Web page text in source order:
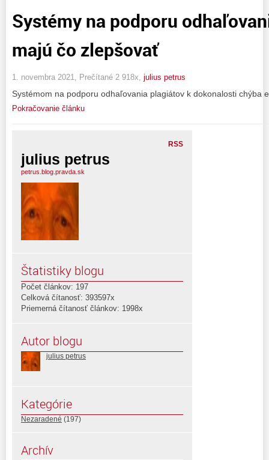
Systémy na podporu
majú čo zlepšovať
1. novembra 2021, Prečítané 2 918x, julius petrus
Systémom na podporu odhaľovania plagiátov k dokonalosti chýba
Pokračovanie článku
RSS
julius petrus
petrus.blog.pravda.sk
Štatistiky blogu
Počet článkov: 197
Celková čítanosť: 393597x
Priemerná čítanosť článkov: 1998x
Autor blogu
julius petrus
Kategórie
Nezaradené (197)
Archív